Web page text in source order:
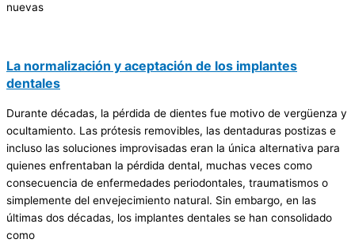
nuevas
La normalización y aceptación de los implantes
dentales
Durante décadas, la pérdida de dientes fue motivo de vergüenza y
ocultamiento. Las prótesis removibles, las dentaduras postizas e
incluso las soluciones improvisadas eran la única alternativa para
quienes enfrentaban la pérdida dental, muchas veces como
consecuencia de enfermedades periodontales, traumatismos o
simplemente del envejecimiento natural. Sin embargo, en las
últimas dos décadas, los implantes dentales se han consolidado
como